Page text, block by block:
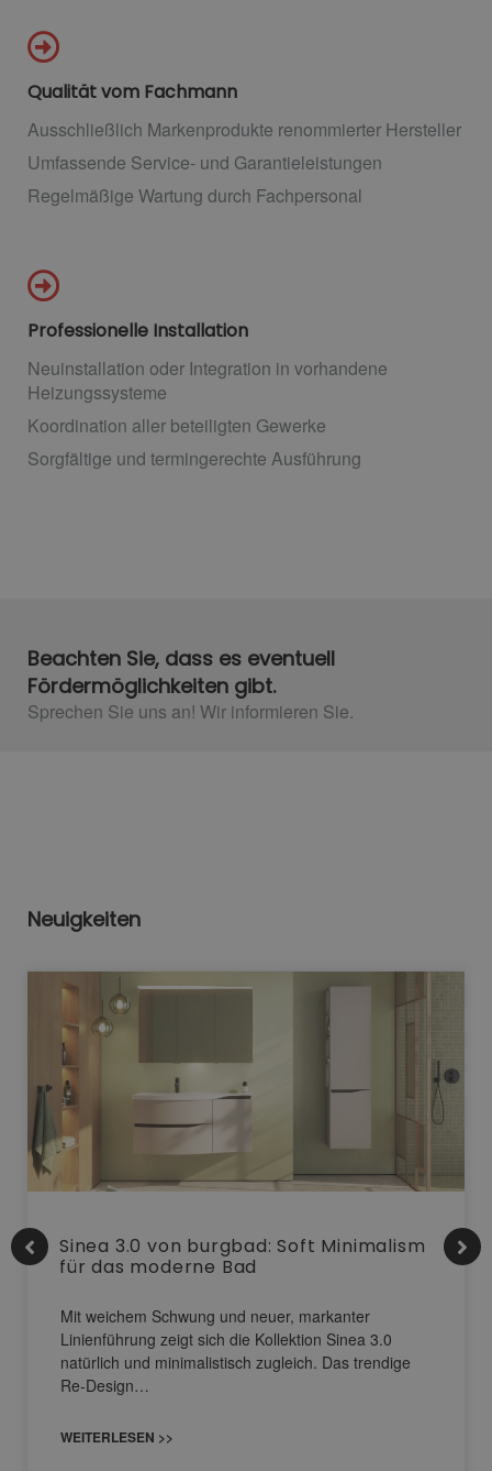
Qualität vom Fachmann
Ausschließlich Markenprodukte renommierter Hersteller
Umfassende Service- und Garantieleistungen
Regelmäßige Wartung durch Fachpersonal
Professionelle Installation
Neuinstallation oder Integration in vorhandene
Heizungssysteme
Koordination aller beteiligten Gewerke
Sorgfältige und termingerechte Ausführung
Beachten Sie, dass es eventuell
Fördermöglichkeiten gibt.
Sprechen Sie uns an! Wir informieren Sie.
Neuigkeiten
Sinea 3.0 von burgbad: Soft Minimalism
für das moderne Bad
Mit weichem Schwung und neuer, markanter
Linienführung zeigt sich die Kollektion Sinea 3.0
natürlich und minimalistisch zugleich. Das trendige
Re-Design…
WEITERLESEN >>